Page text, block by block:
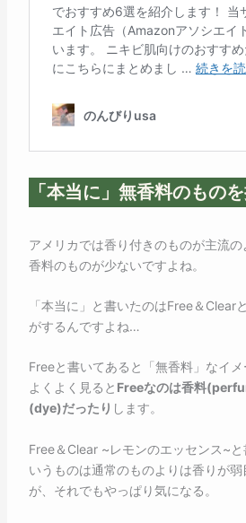
「本当に」無香料のもの
アメリカでは香り付きのものが主流
香料のものが少ないですよね。
「本当に」と書いたのはFree＆Clear
がするんですよね…
Freeと書いてあると「無香料」なイメ
よくよく見ると Freeなのは香料
(dye)だったり します。
Free＆Clear ~レモンのエッセンス~
いうものは通常のものよりは香りが
が、それでもやっぱり気になる。